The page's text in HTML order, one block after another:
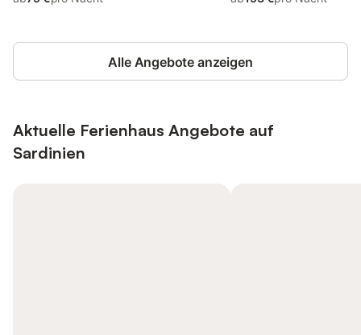
Alle Angebote anzeigen
Aktuelle Ferienhaus Angebote auf
Sardinien